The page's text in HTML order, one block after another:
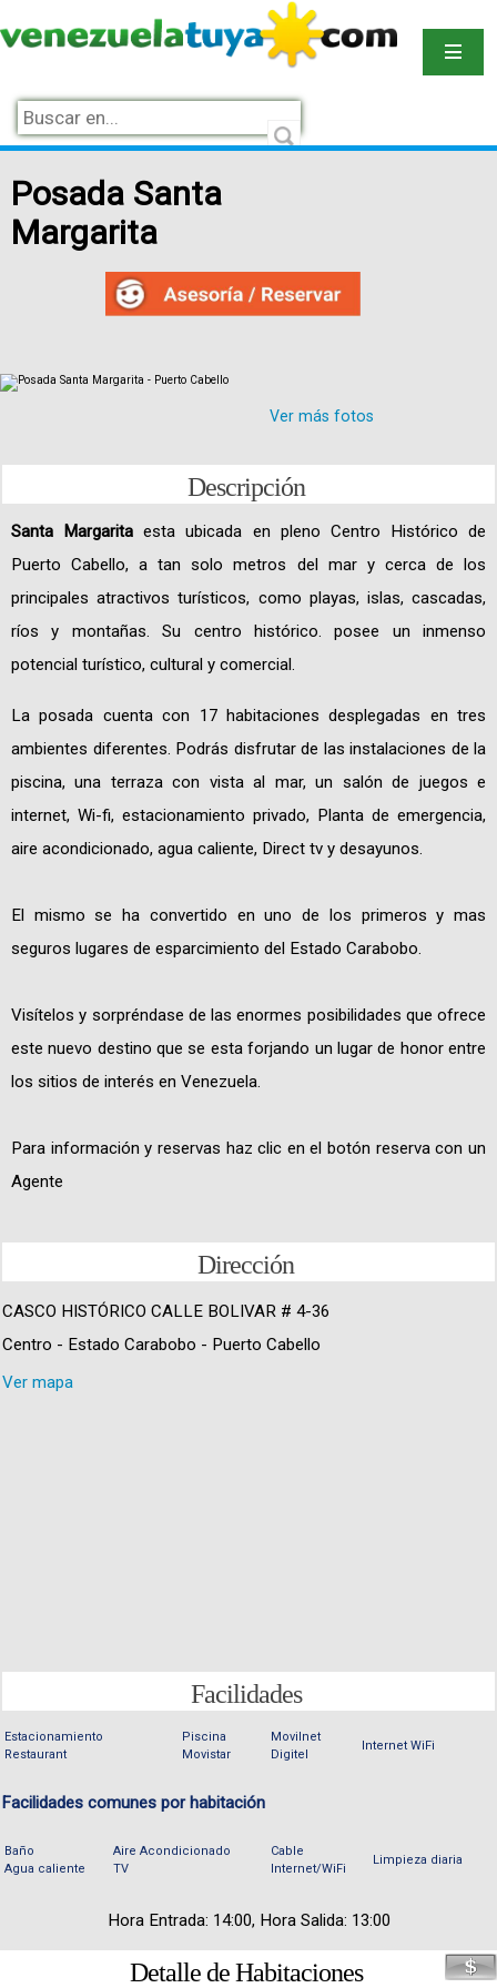
Posada Santa
Margarita
Ver más fotos
Descripción
Santa Margarita esta ubicada en pleno Centro Histórico de
Puerto Cabello, a tan solo metros del mar y cerca de los
principales atractivos turísticos, como playas, islas, cascadas,
ríos y montañas. Su centro histórico. posee un inmenso
potencial turístico, cultural y comercial.
La posada cuenta con 17 habitaciones desplegadas en tres
ambientes diferentes. Podrás disfrutar de las instalaciones de la
piscina, una terraza con vista al mar, un salón de juegos e
internet, Wi-fi, estacionamiento privado, Planta de emergencia,
aire acondicionado, agua caliente, Direct tv y desayunos.
El mismo se ha convertido en uno de los primeros y mas
seguros lugares de esparcimiento del Estado Carabobo.
Visítelos y sorpréndase de las enormes posibilidades que ofrece
este nuevo destino que se esta forjando un lugar de honor entre
los sitios de interés en Venezuela.
Para información y reservas haz clic en el botón reserva con un
Agente
Dirección
CASCO HISTÓRICO CALLE BOLIVAR # 4-36
Centro - Estado Carabobo - Puerto Cabello
Ver mapa
Facilidades
Estacionamiento
Restaurant
Piscina
Movistar
Movilnet
Digitel
Internet WiFi
Facilidades comunes por habitación
Baño
Agua caliente
Aire Acondicionado
TV
Cable
Internet/WiFi
Limpieza diaria
Hora Entrada: 14:00, Hora Salida: 13:00
Detalle de Habitaciones